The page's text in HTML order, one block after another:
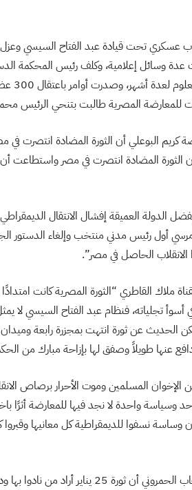
بانقلاب عسكري تحت قيادة عبد الفتاح
وسائل إعلامية، وكلف رئيس المحكمة
المصرية طالبت بتنحي الرئيس
كريم البوعلي أن الثورة المضادة انتصرت
يمكن القول إن الثورة المضادة انتصرت في مصر
العميقة إفشال الانتقال الديمقراطي
أول رئيس مدني منتخب وإلغاء الدستور
الحاصل في مصر”.
ملاك القاطري “الثورة المصرية كانت امتدادًا
أسوأ تجلياته، فنظام عبد الفتاح السيسي
الحديث عن ثورة انتهت بمجزرة رابعة
عنها طويلاً وصفق لها بإزاحة مبارك من
المسلمين وموت الأحرار برصاص
وسياسة واحدة لا نجد فيها للمعارضة أثرًا
وساسة نسفوا للديمقراطية كل معانيها
واعتبرت الصحفية في شبكة تونس الإخبارية رحاب